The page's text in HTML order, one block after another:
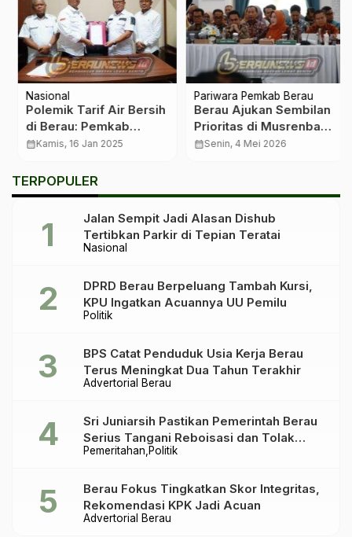
Nasional
Polemik Tarif Air Bersih
di Berau: Pemkab
Kembalikan Tarif Sesuai
calendar_monthKamis, 16 Jan 2025
Pariwara Pemkab Berau
Berau Ajukan Sembilan
Prioritas di Musrenbang
Kaltim
calendar_monthSenin, 4 Mei 2026
TERPOPULER
Nasional
Jalan Sempit Jadi Alasan Dishub
Tertibkan Parkir di Tepian Teratai
Politik
DPRD Berau Berpeluang Tambah Kursi,
KPU Ingatkan Acuannya UU Pemilu
Advertorial Berau
BPS Catat Penduduk Usia Kerja Berau
Terus Meningkat Dua Tahun Terakhir
Pemeritahan Politik
Sri Juniarsih Pastikan Pemerintah Berau
Serius Tangani Reboisasi dan Tolak
Praktik Ilegal
Advertorial Berau
Berau Fokus Tingkatkan Skor Integritas,
Rekomendasi KPK Jadi Acuan